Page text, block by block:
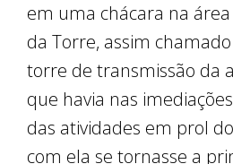
em uma chácara na
da Torre, assim
torre de transmissão da
que havia nas
das atividades em prol
com ela se tornasse a